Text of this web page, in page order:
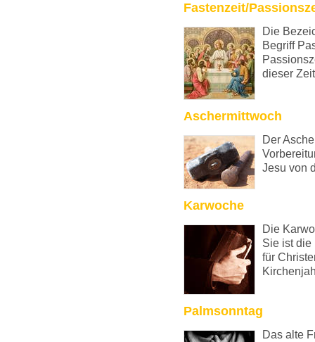
Fastenzeit/
Die
Begriff
dieser
Aschermittwoch
Der
Jesu von
Karwoche
Die
Sie ist die
für
Palmsonntag
Das alte